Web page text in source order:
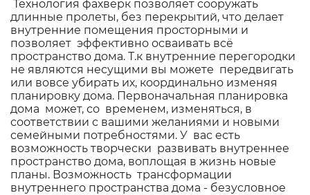
Технология фахверк позволяет сооружать
длинные пролеты, без перекрытий, что делает
внутренние помещения просторными и
позволяет эффективно осваивать всё
пространство дома. Т.к внутренние перегородки
не являются несущими вы можете передвигать
или вовсе убирать их, координально изменяя
планировку дома. Первоначальная планировка
дома может, со временем, изменяться, в
соответствии с вашими желаниями и новыми
семейными потребностями. У вас есть
возможность творчески развивать внутреннее
пространство дома, воплощая в жизнь новые
планы. Возможность трансформации
внутреннего пространства дома - безусловное